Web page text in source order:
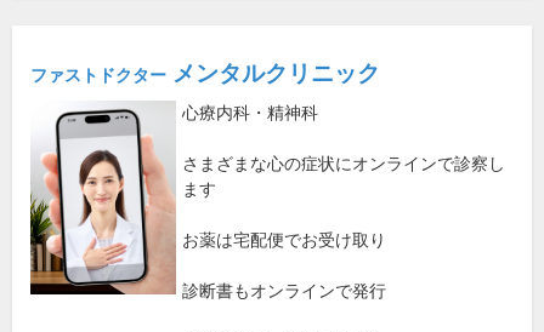
ファストドクター メンタルクリニック
心療内科・精神科
さまざまな心の症状にオンラインで診察し
ます
お薬は宅配便でお受け取り
診断書もオンラインで発行